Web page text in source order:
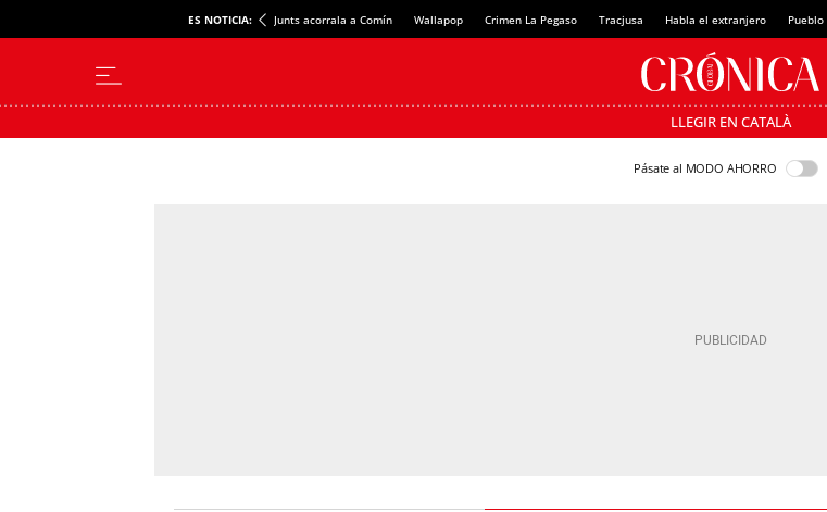
ES NOTICIA: Junts acorrala a Comín Wallapop Crimen La Pegaso Tracjusa Habla el extranjero
LLEGIR EN CATALÀ
Pásate al MODO AHORRO